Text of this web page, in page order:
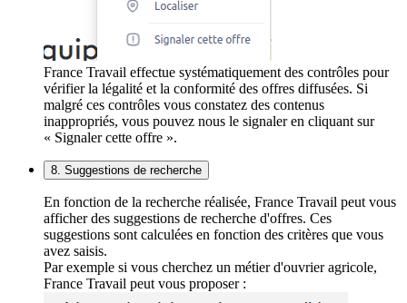
France Travail effectue systématiquement des contrôles pour
vérifier la légalité et la conformité des offres diffusées. Si
malgré ces contrôles vous constatez des contenus
inappropriés, vous pouvez nous le signaler en cliquant sur
« Signaler cette offre ».
8. Suggestions de recherche
En fonction de la recherche réalisée, France Travail peut vous
afficher des suggestions de recherche d'offres. Ces
suggestions sont calculées en fonction des critères que vous
avez saisis.
Par exemple si vous cherchez un métier d'ouvrier agricole,
France Travail peut vous proposer :